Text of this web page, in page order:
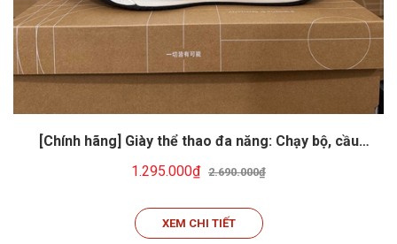
[Chính hãng] Giày thể thao đa năng: Chạy bộ, cầu
1.295.000₫ 2.690.000₫
XEM CHI TIẾT